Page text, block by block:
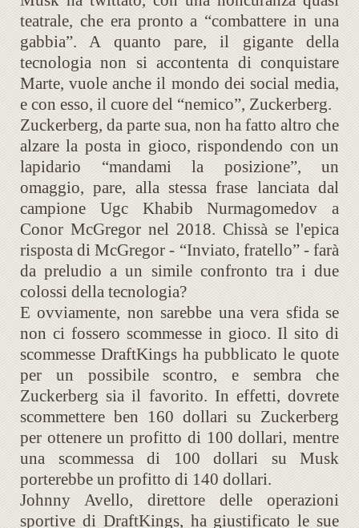
teatrale, che era pronto a “combattere in una
gabbia”. A quanto pare, il gigante della
tecnologia non si accontenta di conquistare
Marte, vuole anche il mondo dei social media,
e con esso, il cuore del “nemico”, Zuckerberg.
Zuckerberg, da parte sua, non ha fatto altro che
alzare la posta in gioco, rispondendo con un
lapidario “mandami la posizione”, un
omaggio, pare, alla stessa frase lanciata dal
campione Ugc Khabib Nurmagomedov a
Conor McGregor nel 2018. Chissà se l'epica
risposta di McGregor - “Inviato, fratello” - farà
da preludio a un simile confronto tra i due
colossi della tecnologia?
E ovviamente, non sarebbe una vera sfida se
non ci fossero scommesse in gioco. Il sito di
scommesse DraftKings ha pubblicato le quote
per un possibile scontro, e sembra che
Zuckerberg sia il favorito. In effetti, dovrete
scommettere ben 160 dollari su Zuckerberg
per ottenere un profitto di 100 dollari, mentre
una scommessa di 100 dollari su Musk
porterebbe un profitto di 140 dollari.
Johnny Avello, direttore delle operazioni
sportive di DraftKings, ha giustificato le sue